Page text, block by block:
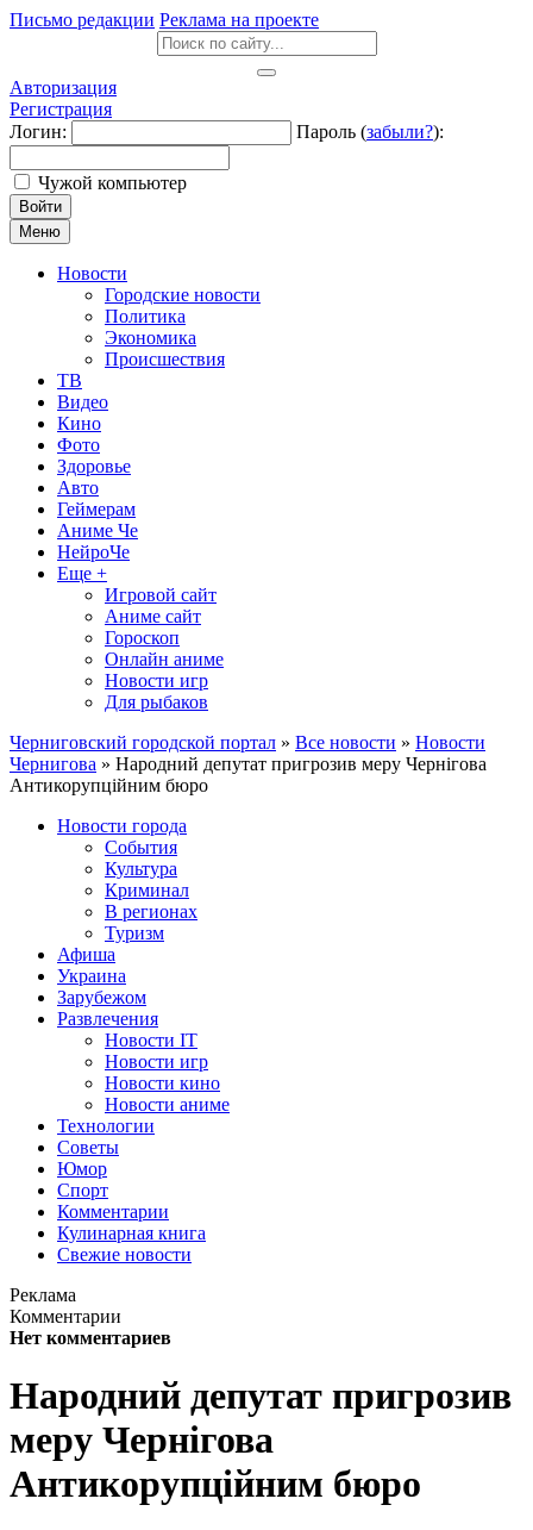
Письмо редакции Реклама на проекте
Авторизация
Регистрация
Логин:
Пароль (забыли?):
Чужой компьютер
Войти
Меню
Новости
Городские новости
Политика
Экономика
Происшествия
ТВ
Видео
Кино
Фото
Здоровье
Авто
Геймерам
Аниме Че
НейроЧе
Еще +
Игровой сайт
Аниме сайт
Гороскоп
Онлайн аниме
Новости игр
Для рыбаков
Черниговский городской портал » Все новости » Новости
Чернигова » Народний депутат пригрозив меру Чернігова
Антикорупційним бюро
Новости города
События
Культура
Криминал
В регионах
Туризм
Афиша
Украина
Зарубежом
Развлечения
Новости IT
Новости игр
Новости кино
Новости аниме
Технологии
Советы
Юмор
Спорт
Комментарии
Кулинарная книга
Свежие новости
Реклама
Комментарии
Нет комментариев
Народний депутат пригрозив
меру Чернігова
Антикорупційним бюро